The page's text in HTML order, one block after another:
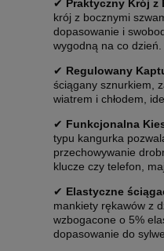
✔ Praktyczny Krój z
krój z bocznymi
dopasowanie i
wygodną na co dzień.
✔ Regulowany
ściągany sznurkiem,
wiatrem i chłodem,
✔ Funkcjonalna
typu kangurka
przechowywanie
klucze czy telefon,
✔ Elastyczne
mankiety rękawów z
wzbogacone o 5%
dopasowanie do